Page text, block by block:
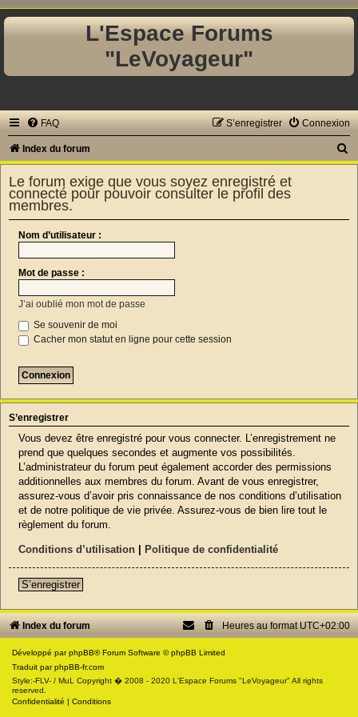
L'Espace Forums
"LeVoyageur"
FAQ Connexion
S’enregistrer
Index du forum
Le forum exige que vous soyez enregistré et
connecté pour pouvoir consulter le profil des
membres.
Nom d’utilisateur :
Mot de passe :
J’ai oublié mon mot de passe
Se souvenir de moi
Cacher mon statut en ligne pour cette session
S’enregistrer
Vous devez être enregistré pour vous connecter. L’enregistrement ne
prend que quelques secondes et augmente vos possibilités.
L’administrateur du forum peut également accorder des permissions
additionnelles aux membres du forum. Avant de vous enregistrer,
assurez-vous d’avoir pris connaissance de nos conditions d’utilisation
et de notre politique de vie privée. Assurez-vous de bien lire tout le
règlement du forum.
Conditions d’utilisation Politique de confidentialité
S’enregistrer
Index du forum Heures au format UTC+02:00
Développé parphpBB® Forum Software © phpBB Limited
Traduit parphpBB-fr.com
Style:-FLV- / MuL Copyright � 2008 - 2020 L'Espace Forums "LeVoyageur" All rights
reserved.
Confidentialité
Conditions